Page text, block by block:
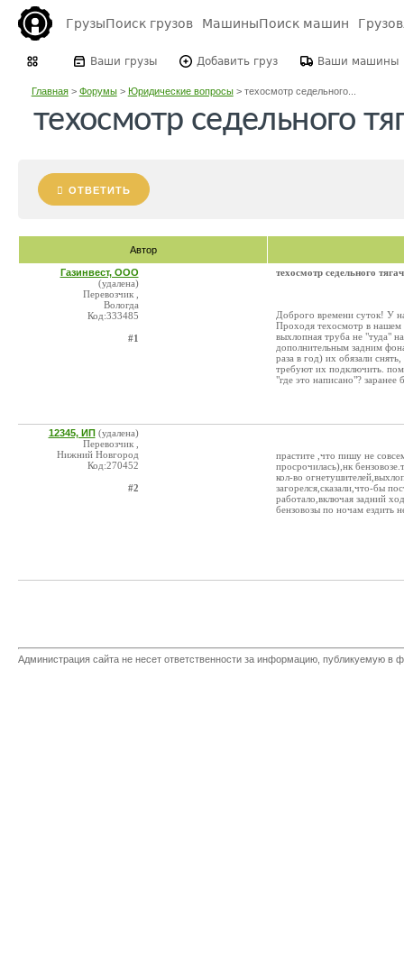
ГрузыПоиск грузов МашиныПоиск машин
Ваши грузы Добавить груз Ваши машины
Главная> Форумы> Юридические вопросы> техосмотр седельного...
техосмотр седельного
ОТВЕТИТЬ
Автор
Газинвест, ООО
(удалена)
Перевозчик ,
Вологда
Код:333485
#1
техосмотр седельного
Доброго времени суток! У
Проходя техосмотр в нашем
выхлопная труба не "туда"
дополнительным задним
раза в год) их обязали
требуют их подключить.
"где это написано"? заранее
12345, ИП (удалена)
Перевозчик ,
Нижний Новгород
Код:270452
#2
прастите ,что пишу не
просрочилась),нк
кол-во
загорелся,сказали,что-бы
работало,включая задний
бензовозы по ночам ездить
Администрация сайта не несет ответственности за информацию, публикуемую